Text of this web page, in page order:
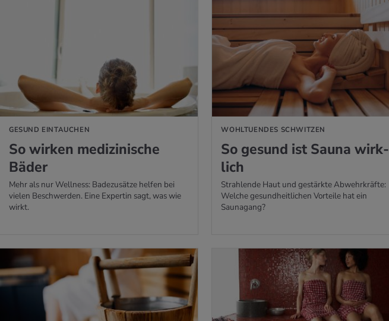
GESUND EINTAUCHEN
So wir­ken me­di­zi­ni­sche
Bäder
Mehr als nur Wellness: Badezusätze helfen bei
vielen Beschwerden. Eine Expertin sagt, was wie
wirkt.
WOHLTUENDES SCHWITZEN
So ge­sund ist Sauna wirk­
lich
Strahlende Haut und gestärkte Abwehrkräfte:
Welche gesundheitlichen Vorteile hat ein
Saunagang?
MEHR ERFAHREN
MEHR ERFAHREN